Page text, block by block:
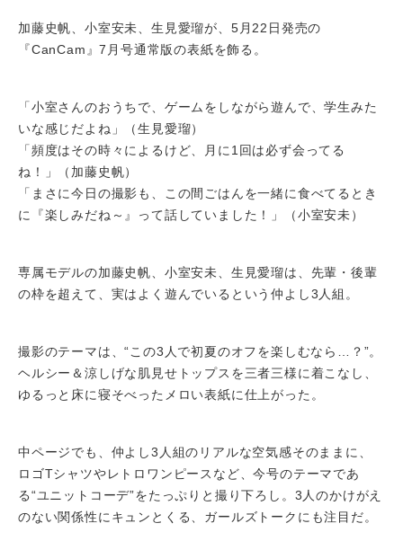
加藤史帆、小室安未、生見愛瑠が、5月22日発売の
『CanCam』7月号通常版の表紙を飾る。
「小室さんのおうちで、ゲームをしながら遊んで、学生みた
いな感じだよね」（生見愛瑠）
「頻度はその時々によるけど、月に1回は必ず会ってる
ね！」（加藤史帆）
「まさに今日の撮影も、この間ごはんを一緒に食べてるとき
に『楽しみだね～』って話していました！」（小室安未）
専属モデルの加藤史帆、小室安未、生見愛瑠は、先輩・後輩
の枠を超えて、実はよく遊んでいるという仲よし3人組。
撮影のテーマは、“この3人で初夏のオフを楽しむなら…？”。
ヘルシー＆涼しげな肌見せトップスを三者三様に着こなし、
ゆるっと床に寝そべったメロい表紙に仕上がった。
中ページでも、仲よし3人組のリアルな空気感そのままに、
ロゴTシャツやレトロワンピースなど、今号のテーマであ
る“ユニットコーデ”をたっぷりと撮り下ろし。3人のかけがえ
のない関係性にキュンとくる、ガールズトークにも注目だ。